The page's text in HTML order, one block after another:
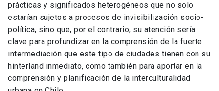
prácticas y significados heterogéneos que no solo
estarían sujetos a procesos de invisibilización socio-
política, sino que, por el contrario, su atención sería
clave para profundizar en la comprensión de la fuerte
intermediación que este tipo de ciudades tienen con su
hinterland inmediato, como también para aportar en la
comprensión y planificación de la interculturalidad